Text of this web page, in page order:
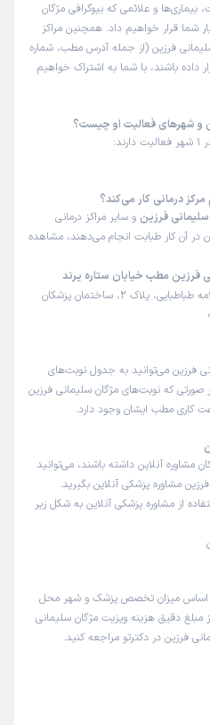
کاربر آزاد
1404/08/06
)
تشخیص و درمان حرفه ای و
و دارای اخلاق سالم هم
(
1404/04/22
حرفه ای در کارشان هستند. .
هم قدر دانی کنم، خیلی
مرتبط با باروری
کاربر آزاد
تشکر می‌کنم. مدتی بود که از
زندگی روزمره‌م تحت تأثیر
درمان‌های دقیق ایشون، نه‌تنها
توضیحات کامل و پیگیری
و آرامش داشته باشم.
و علائمی که بیوگرافی مژگان
شما قرار خواهیم داد. همچنین مراکز
فرزین (از جمله آدرس مطب، شماره
داده باشند، با شما به اشتراک خواهیم
و شهرهای فعالیت او چیست؟
درمانی کار می‌کند؟
فرزین و سایر مراکز درمانی
در آن کار طبابت انجام می‌دهند، مشاهده
فرزین مطب خیابان ستاره پرند
پرند، فاز 2، خیابان ستاره، نبش علامه طباطبایی، پلاک 2، ساختمان پزشکان
فرزین می‌توانید به جدول نوبت‌های
که نوبت‌های مژگان سلیمانی فرزین
کاری مطب ایشان وجود دارد.
مشاوره آنلاین داشته باشند، می‌توانید
مشاوره پزشکی آنلاین بگیرید.
از مشاوره پزشکی آنلاین به شکل زیر
اساس میزان تخصص پزشک و شهر محل
مبلغ دقیق هزینه ویزیت مژگان سلیمانی
فرزین در دکترتو مراجعه کنید.